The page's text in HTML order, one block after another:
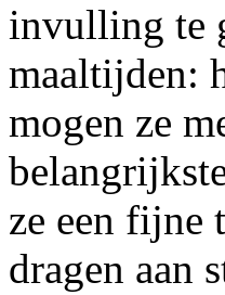
invulling te
maaltijden:
mogen ze
ze een
dragen aan